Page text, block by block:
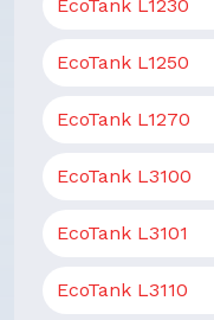
EcoTank L1230
EcoTank L1250
EcoTank L1270
EcoTank L3100
EcoTank L3101
EcoTank L3110